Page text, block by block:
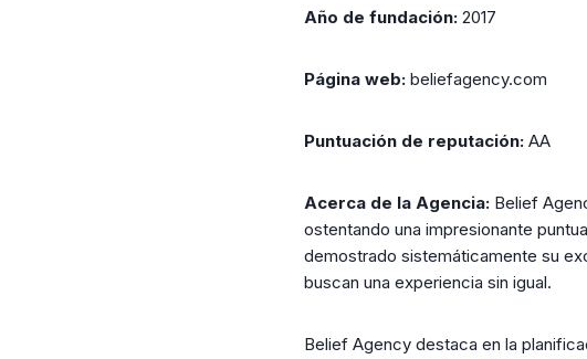
Año de fundación: 2017
Página web: beliefagency.com
Puntuación de reputación: AA
Acerca de la Agencia: Belief
ostentando una impresionante
demostrado sistemáticamente su
buscan una experiencia sin igual.
Belief Agency destaca en la